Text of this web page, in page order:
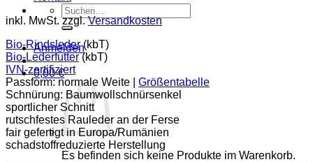
Suche
nach:
Anmelden
0,00€
Es befinden sich keine Produkte im Warenkorb.
Preis
war:
219,90 €
Preis
ist:
inkl. MwSt. zzgl.Versandkosten
Bio-Rindsleder(kbT)
Bio-Lederfutter(kbT)
IVN-zertifiziert
Passform: normale Weite | Größentabelle
Schnürung: Baumwollschnürsenkel
sportlicher Schnitt
rutschfestes Rauleder an der Ferse
fair gefertigt in Europa/Rumänien
schadstoffreduzierte Herstellung